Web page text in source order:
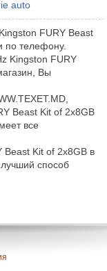
auto
FURY Beast
по телефону.
Kingston FURY
Вы
Beast Kit of 2x8GB
все
Beast Kit of 2x8GB в
способ